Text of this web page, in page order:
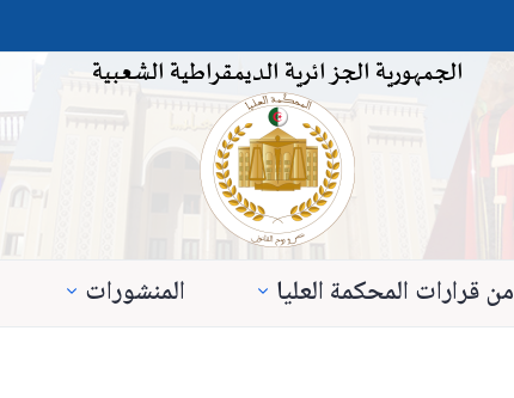
الجمهورية الجزائرية الديمقراطية الشعبية
من قرارات المحكمة العليا المنشورات